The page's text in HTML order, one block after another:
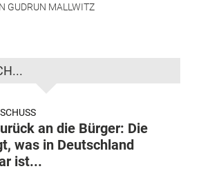
GUDRUN MALLWITZ
an die Bürger: Die
was in Deutschland
ist...